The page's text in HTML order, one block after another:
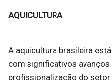
AQUICULTURA
A aquicultura brasileira
com significativos avanços
profissionalização do